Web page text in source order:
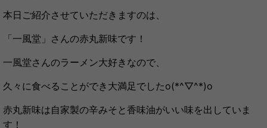
本日ご紹介させていただきますのは、
「一風堂」さんの赤丸新味です！
一風堂さんのラーメン大好きなので、
久々に食べることができ大満足でしたo(*^▽^*)o
赤丸新味は自家製の辛みそと香味油がいい味を出していま
す！